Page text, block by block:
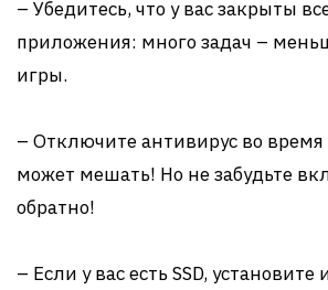
– Убедитесь, что у вас закрыты
приложения: много задач –
игры.
– Отключите антивирус во
может мешать! Но не забудьте
обратно!
– Если у вас есть SSD, установите